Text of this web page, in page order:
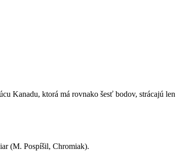
Kanadu, ktorá má rovnako šesť bodov, strácajú len
(M. Pospíšil, Chromiak).